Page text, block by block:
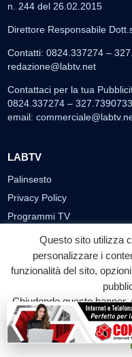
n. 244 del 26.02.2015
Direttore Responsabile
Contatti: 0824.337274 –
redazione@labtv.net
Contattaci per la tua
0824.337274 – 327.7390733
email:
LABTV
Palinsesto
Privacy Policy
Programmi TV
Speciale LabTv
Doppio Taglio
Free sport
La Bottega di Filosofia
Labnews
Le Voci del Parco
Questo sito utilizza
personalizzare i
funzionalità del sito,
Chiudendo questo
su qualunque suo